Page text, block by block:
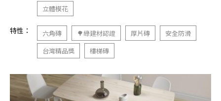
立體模花
特性： 六角磚 🌳綠建材認證 厚片磚
安全防滑
台灣精品獎
樓梯磚